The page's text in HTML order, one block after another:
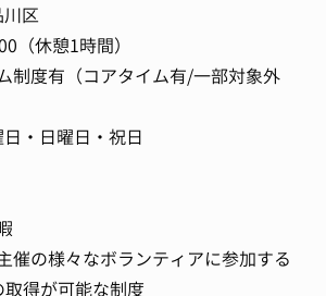
区
（休憩1時間）
制度有（コアタイム有/一部対象外
・日曜日・祝日
催の様々なボランティアに参加する
得が可能な制度